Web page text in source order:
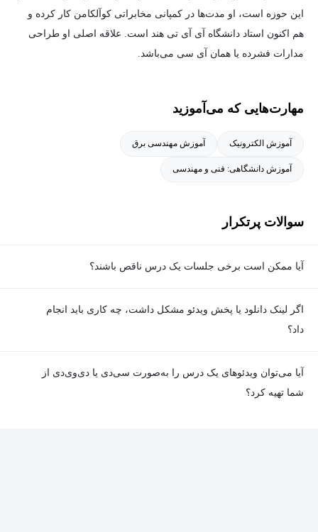
این حوزه است، او مدت‌ها در کمپانی مخابراتی کوآلکامن کار کرده و
هم اکنون استاد دانشگاه آی آی تی هند است. علاقه اصلی او طراحی
مدارات فشرده یا همان آی سی می‌باشد.
مهارت‌هایی که می‌آموزید
آموزش الکترونیک آموزش مهندسی برق
آموزش دانشگاهی: فنی و مهندسی
سوالات پرتکرار
آیا ممکن است برخی جلسات یک درس ناقص باشند؟
اگر لینک دانلود یا پخش ویدئو مشکل داشت، چه کاری باید انجام
داد؟
آیا می‌توان ویدئوهای یک درس را به‌صورت سی‌دی یا دی‌وی‌دی از
شما تهیه کرد؟